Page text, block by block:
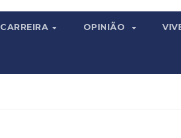
CARREIRA OPINIÃO